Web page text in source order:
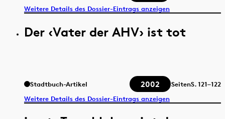
Weitere Details des Dossier-Eintrags anzeigen
Der ‹Vater der AHV› ist tot
Stadtbuch-Artikel 2002 SeitenS.121–122
Weitere Details des Dossier-Eintrags anzeigen